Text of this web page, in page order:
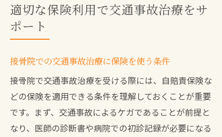
適切な保険利用で交通事故治療をサ
ポート
接骨院での交通事故治療に保険を使う条件
接骨院で交通事故治療を受ける際には、自賠責保険な
どの保険を適用できる条件を理解しておくことが重要
です。まず、交通事故によるケガであることが前提と
なり、医師の診断書や病院での初診記録が必要になる